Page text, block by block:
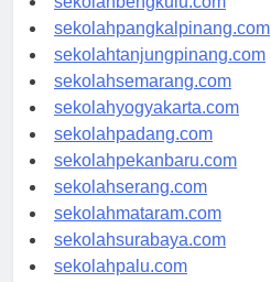
sekolahpangkalpinang.com
sekolahtanjungpinang.com
sekolahsemarang.com
sekolahyogyakarta.com
sekolahpadang.com
sekolahpekanbaru.com
sekolahserang.com
sekolahmataram.com
sekolahsurabaya.com
sekolahpalu.com